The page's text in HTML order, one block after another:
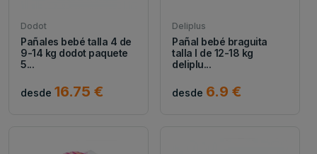
Dodot
Pañales bebé talla 4 de
9-14 kg dodot paquete
5...
desde 16.75 €
Deliplus
Pañal bebé braguita
talla l de 12-18 kg
deliplu...
desde 6.9 €